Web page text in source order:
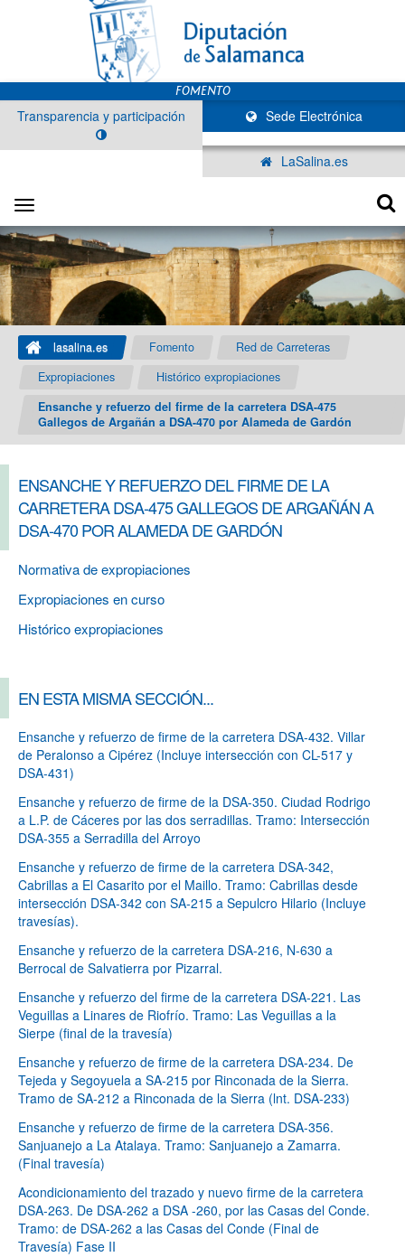
Sede Electrónica
Transparencia y participación
LaSalina.es
Toggle
navigation
lasalina.es Fomento
Red de Carreteras
Expropiaciones
Histórico expropiaciones
Ensanche y refuerzo del firme de la carretera DSA-475
Gallegos de Argañán a DSA-470 por Alameda de Gardón
ENSANCHE Y REFUERZO DEL FIRME DE LA
CARRETERA DSA-475 GALLEGOS DE ARGAÑÁN A
DSA-470 POR ALAMEDA DE GARDÓN
Normativa de expropiaciones
Expropiaciones en curso
Histórico expropiaciones
EN ESTA MISMA SECCIÓN...
Ensanche y refuerzo de firme de la carretera DSA-432. Villar
de Peralonso a Cipérez (Incluye intersección con CL-517 y
DSA-431)
Ensanche y refuerzo de firme de la DSA-350. Ciudad Rodrigo
a L.P. de Cáceres por las dos serradillas. Tramo: Intersección
DSA-355 a Serradilla del Arroyo
Ensanche y refuerzo de firme de la carretera DSA-342,
Cabrillas a El Casarito por el Maillo. Tramo: Cabrillas desde
intersección DSA-342 con SA-215 a Sepulcro Hilario (Incluye
travesías).
Ensanche y refuerzo de la carretera DSA-216, N-630 a
Berrocal de Salvatierra por Pizarral.
Ensanche y refuerzo del firme de la carretera DSA-221. Las
Veguillas a Linares de Riofrío. Tramo: Las Veguillas a la
Sierpe (final de la travesía)
Ensanche y refuerzo de firme de la carretera DSA-234. De
Tejeda y Segoyuela a SA-215 por Rinconada de la Sierra.
Tramo de SA-212 a Rinconada de la Sierra (lnt. DSA-233)
Ensanche y refuerzo de firme de la carretera DSA-356.
Sanjuanejo a La Atalaya. Tramo: Sanjuanejo a Zamarra.
(Final travesía)
Acondicionamiento del trazado y nuevo firme de la carretera
DSA-263. De DSA-262 a DSA -260, por las Casas del Conde.
Tramo: de DSA-262 a las Casas del Conde (Final de
Travesía) Fase II